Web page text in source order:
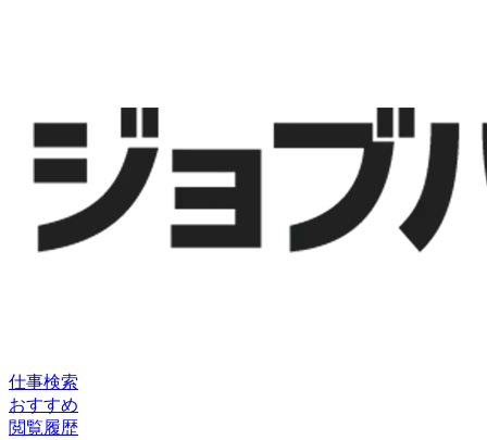
仕事検索
おすすめ
閲覧履歴